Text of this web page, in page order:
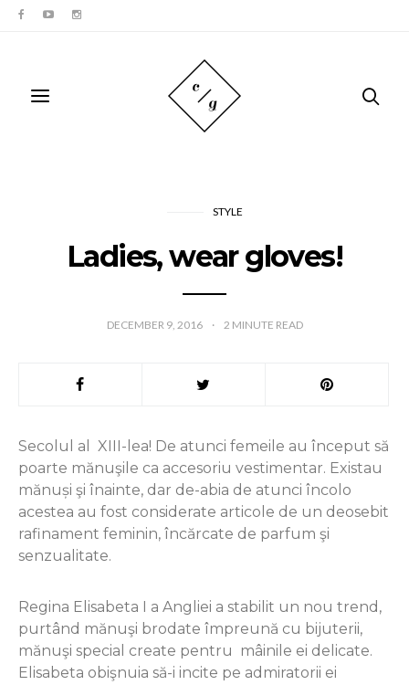
STYLE
Ladies, wear gloves!
DECEMBER 9, 2016 2 MINUTE READ
Secolul al XIII-lea! De atunci femeile au început să
poarte mănuşile ca accesoriu vestimentar. Existau
mănuși şi înainte, dar de-abia de atunci încolo
acestea au fost considerate articole de un deosebit
rafinament feminin, încărcate de parfum şi
senzualitate.
Regina Elisabeta I a Angliei a stabilit un nou trend,
purtând mănuşi brodate împreună cu bijuterii,
mănuşi special create pentru mâinile ei delicate.
Elisabeta obişnuia să-i incite pe admiratorii ei